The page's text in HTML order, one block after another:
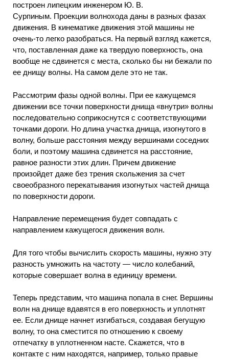
построен липецким инженером Ю. В.
Сурпиным. Проекции волнохода даны в разных фазах
движения. В кинематике движения этой машины не
очень-то легко разобраться. На первый взгляд кажется,
что, поставленная даже ка твердую поверхность, она
вообще не сдвинется с места, сколько бы ни бежали по
ее днищу волны. На самом деле это не так.
Рассмотрим фазы одной волны. При ее кажущемся
движении все точки поверхности днища «внутри» волны
последовательно соприкоснутся с соответствующими
точками дороги. Но длина участка днища, изогнутого в
волну, больше расстояния между вершинами соседних
боли, и поэтому машина сдвинется на расстояние,
равное разности этих длин. Причем движение
произойдет даже без трения скольжения за счет
своеобразного перекатывания изогнутых частей днища
по поверхности дороги.
Направление перемещения будет совпадать с
направлением кажущегося движения волн.
Для того чтобы вычислить скорость машины, нужно эту
разность умножить на частоту — число колебаний,
которые совершает волна в единицу времени.
Теперь представим, что машина попала в снег. Вершины
волн на днище вдавятся в его поверхность и уплотнят
ее. Если днище начнет изгибаться, создавая бегущую
волну, то она сместится по отношению к своему
отпечатку в уплотненном насте. Скажется, что в
контакте с ним находятся, например, только правые